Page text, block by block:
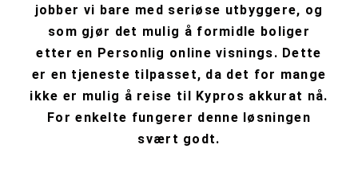
jobber vi bare med seriøse utbyggere, og
som gjør det mulig å formidle boliger
etter en Personlig online visnings. Dette
er en tjeneste tilpasset, da det for mange
ikke er mulig å reise til Kypros akkurat nå.
For enkelte fungerer denne løsningen
svært godt.